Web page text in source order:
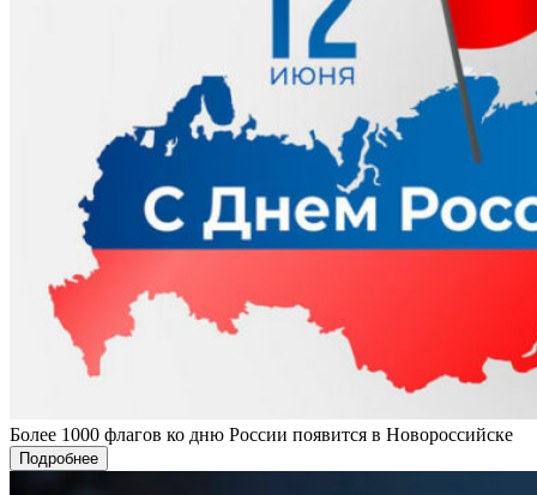
Более 1000 флагов ко дню России появится в Новороссийске
Подробнее